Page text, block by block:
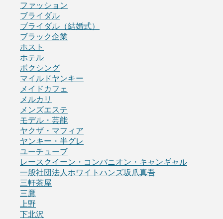
ファッション
ブライダル
ブライダル（結婚式）
ブラック企業
ホスト
ホテル
ボクシング
マイルドヤンキー
メイドカフェ
メルカリ
メンズエステ
モデル・芸能
ヤクザ・マフィア
ヤンキー・半グレ
ユーチューブ
レースクイーン・コンパニオン・キャンギャル
一般社団法人ホワイトハンズ坂爪真吾
三軒茶屋
三鷹
上野
下北沢